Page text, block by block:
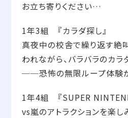
お立ち寄りください…
1年3組 『カラダ探し』
真夜中の校舎で繰り返す絶
われながら、バラバラのカ
──恐怖の無限ループ体験が
1年4組 『SUPER
vs嵐のアトラクションを楽し